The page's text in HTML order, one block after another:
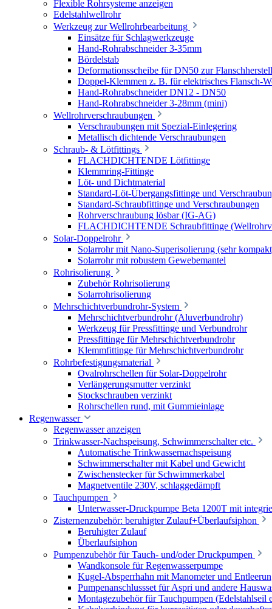
Flexible Rohrsysteme anzeigen
Edelstahlwellrohr
Werkzeug zur Wellrohrbearbeitung
Einsätze für Schlagwerkzeuge
Hand-Rohrabschneider 3-35mm
Bördelstab
Deformationsscheibe für DN50 zur
Doppel-Klemmen z. B. für elektrisches Flansch-
Hand-Rohrabschneider DN12 - DN50
Hand-Rohrabschneider 3-28mm (mini)
Wellrohrverschraubungen
Verschraubungen mit Spezial-Einlegering
Metallisch dichtende Verschraubungen
Schraub- & Lötfittings
FLACHDICHTENDE Lötfittinge
Klemmring-Fittinge
Löt- und Dichtmaterial
Standard-Löt-Übergangsfittinge und
Standard-Schraubfittinge und Verschraubungen
Rohrverschraubung lösbar (IG-AG)
FLACHDICHTENDE Schraubfittinge
Solar-Doppelrohr
Solarrohr mit Nano-Superisolierung (sehr
Solarrohr mit robustem Gewebemantel
Rohrisolierung
Zubehör Rohrisolierung
Solarrohrisolierung
Mehrschichtverbundrohr-System
Mehrschichtverbundrohr (Aluverbundrohr)
Werkzeug für Pressfittinge und Verbundrohr
Pressfittinge für Mehrschichtverbundrohr
Klemmfittinge für Mehrschichtverbundrohr
Rohrbefestigungsmaterial
Ovalrohrschellen für Solar-Doppelrohr
Verlängerungsmutter verzinkt
Stockschrauben verzinkt
Rohrschellen rund, mit Gummieinlage
Regenwasser
Regenwasser anzeigen
Trinkwasser-Nachspeisung, Schwimmerschalter etc.
Automatische Trinkwassernachspeisung
Schwimmerschalter mit Kabel und Gewicht
Zwischenstecker für Schwimmerkabel
Magnetventile 230V, schlaggedämpft
Tauchpumpen
Unterwasser-Druckpumpe Beta 1200T mit
Zisternenzubehör: beruhigter Zulauf+Überlaufsiphon
Beruhigter Zulauf
Überlaufsiphon
Pumpenzubehör für Tauch- und/oder Druckpumpen
Wandkonsole für Regenwasserpumpe
Kugel-Absperrhahn mit Manometer und
Pumpenanschlussset für Aspri und andere
Montagezubehör für Tauchpumpen (Edelstahlseil